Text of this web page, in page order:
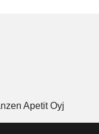
Apetit Oyj